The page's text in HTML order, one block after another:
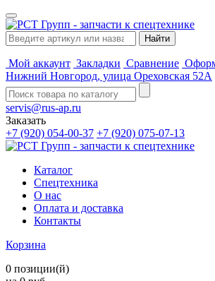
Мой аккаунт Закладки Сравнение
Нижний Новгород, улица Ореховская 52А
servis@rus-ap.ru
Заказать
+7 (920) 054-00-37 +7 (920) 075-07-13
Каталог
Спецтехника
О нас
Оплата и доставка
Контакты
Корзина
0 позиции(й)